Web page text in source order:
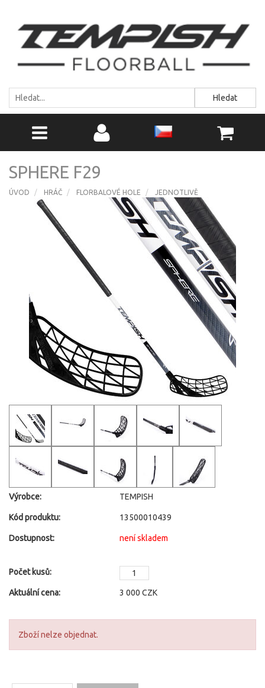
Hledat
SPHERE F29
ÚVOD HRÁČ FLORBALOVÉ HOLE JEDNOTLIVĚ
Výrobce: TEMPISH
Kód produktu: 13500010439
Dostupnost: není skladem
Počet kusů:
Aktuální cena: 3 000 CZK
Zboží nelze objednat.